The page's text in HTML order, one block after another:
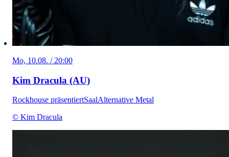
Mo, 10.08. / 20:00
Kim Dracula (AU)
Rockhouse präsentiertSaalAlternative Metal
© Kim Dracula